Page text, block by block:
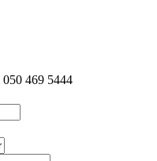
050 469 5444